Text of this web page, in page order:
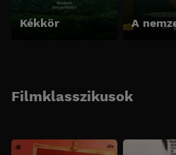
Kékkör
Filmklasszikusok